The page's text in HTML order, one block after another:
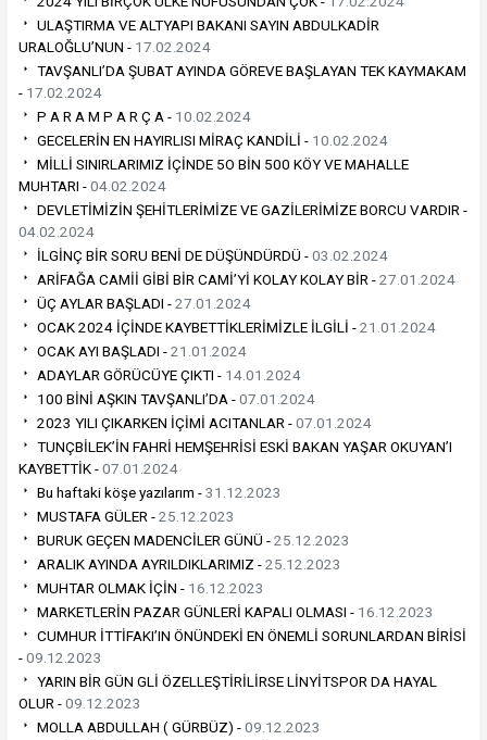
ULAŞTIRMA VE ALTYAPI BAKANI SAYIN ABDULKADİR
URALOĞLU’NUN - 17.02.2024
TAVŞANLI’DA ŞUBAT AYINDA GÖREVE BAŞLAYAN TEK KAYMAKAM
- 17.02.2024
P A R A M P A R Ç A - 10.02.2024
GECELERİN EN HAYIRLISI MİRAÇ KANDİLİ - 10.02.2024
MİLLİ SINIRLARIMIZ İÇİNDE 5O BİN 500 KÖY VE MAHALLE
MUHTARI -04.02.2024
DEVLETİMİZİN ŞEHİTLERİMİZE VE GAZİLERİMİZE BORCU VARDIR -
04.02.2024
İLGİNÇ BİR SORU BENİ DE DÜŞÜNDÜRDÜ -03.02.2024
ARİFAĞA CAMİİ GİBİ BİR CAMİ’Yİ KOLAY KOLAY BİR -27.01.2024
ÜÇ AYLAR BAŞLADI -27.01.2024
OCAK 2024 İÇİNDE KAYBETTİKLERİMİZLE İLGİLİ -21.01.2024
OCAK AYI BAŞLADI -21.01.2024
ADAYLAR GÖRÜCÜYE ÇIKTI - 14.01.2024
100 BİNİ AŞKIN TAVŞANLI’DA -07.01.2024
2023 YILI ÇIKARKEN İÇİMİ ACITANLAR -07.01.2024
TUNÇBİLEK’İN FAHRİ HEMŞEHRİSİ ESKİ BAKAN YAŞAR OKUYAN’I
KAYBETTİK -07.01.2024
Bu haftaki köşe yazılarım -31.12.2023
MUSTAFA GÜLER -25.12.2023
BURUK GEÇEN MADENCİLER GÜNÜ -25.12.2023
ARALIK AYINDA AYRILDIKLARIMIZ -25.12.2023
MUHTAR OLMAK İÇİN - 16.12.2023
MARKETLERİN PAZAR GÜNLERİ KAPALI OLMASI - 16.12.2023
CUMHUR İTTİFAKI’IN ÖNÜNDEKİ EN ÖNEMLİ SORUNLARDAN BİRİSİ
-09.12.2023
YARIN BİR GÜN GLİ ÖZELLEŞTİRİLİRSE LİNYİTSPOR DA HAYAL
OLUR -09.12.2023
MOLLA ABDULLAH ( GÜRBÜZ) -09.12.2023